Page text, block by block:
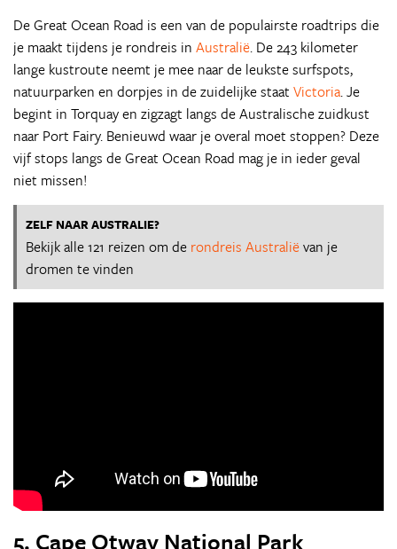
De Great Ocean Road is een van de populairste roadtrips die
je maakt tijdens je rondreis in Australië. De 243 kilometer
lange kustroute neemt je mee naar de leukste surfspots,
natuurparken en dorpjes in de zuidelijke staat Victoria. Je
begint in Torquay en zigzagt langs de Australische zuidkust
naar Port Fairy. Benieuwd waar je overal moet stoppen? Deze
vijf stops langs de Great Ocean Road mag je in ieder geval
niet missen!
ZELF NAAR AUSTRALIE?
Bekijk alle 121 reizen om de rondreis Australiëvan je
dromen te vinden
5. Cape Otway National Park